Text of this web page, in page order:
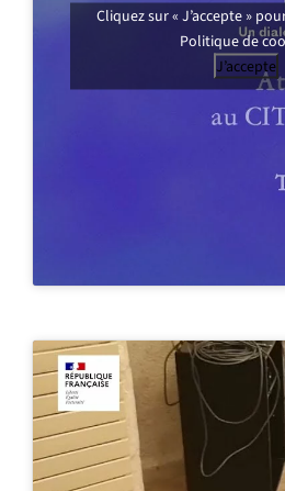
Cliquez sur « J’accepte »
Politique de
J’accepte